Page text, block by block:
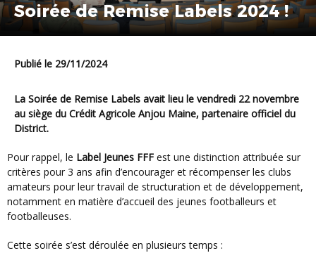
Soirée de Remise Labels 2024 !
Publié le 29/11/2024
La Soirée de Remise Labels avait lieu le vendredi 22 novembre
au siège du Crédit Agricole Anjou Maine, partenaire officiel du
District.
Pour rappel, le Label Jeunes FFF est une distinction attribuée sur
critères pour 3 ans afin d’encourager et récompenser les clubs
amateurs pour leur travail de structuration et de développement,
notamment en matière d’accueil des jeunes footballeurs et
footballeuses.
Cette soirée s’est déroulée en plusieurs temps :